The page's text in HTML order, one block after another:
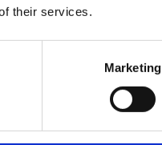
their services.
Marketing